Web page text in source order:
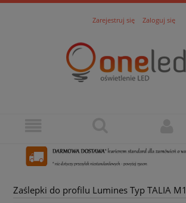
Zarejestruj się Zaloguj się
Zaślepki do profilu Lumines Typ TALIA M1